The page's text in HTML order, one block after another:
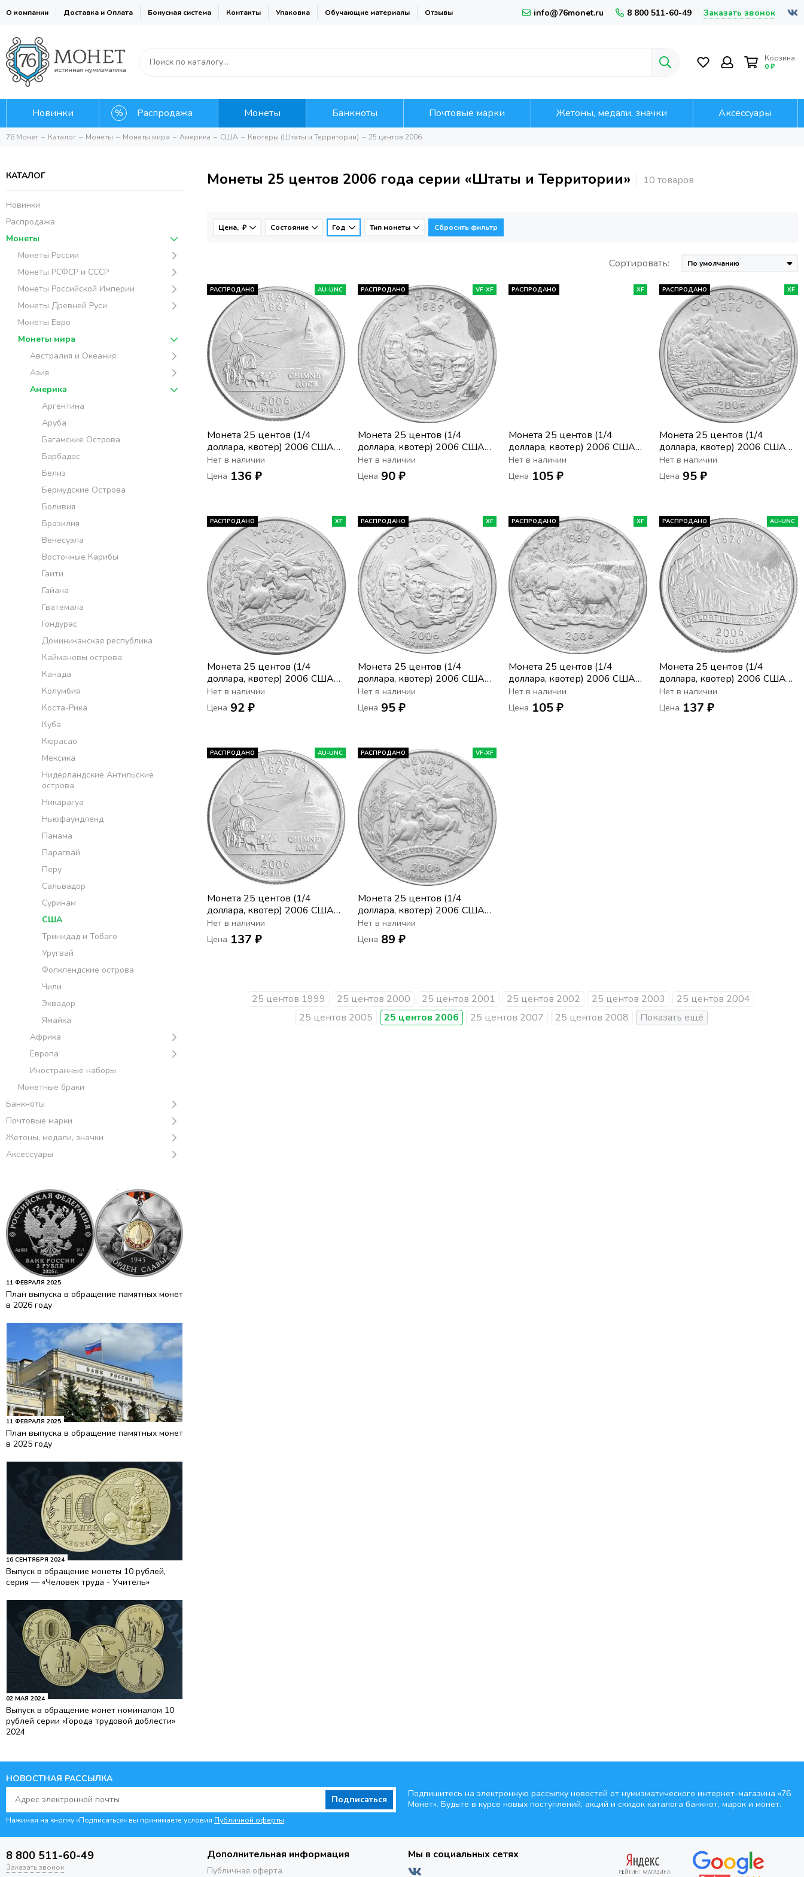
О компании Доставка и Оплата Бонусная система Контакты Упаковка Обучающие материалы Отзывы info@76monet.ru 8 800 511-60-49 Заказать звонок
Корзина
0 ₽
Новинки Распродажа Монеты Банкноты Почтовые марки Жетоны, медали, значки Аксессуары
76 Монет Каталог Монеты Монеты мира Америка США Квотеры (Штаты и Территории) 25 центов 2006
КАТАЛОГ
Новинки
Распродажа
Монеты
Монеты России
Монеты РСФСР и СССР
Монеты Российской Империи
Монеты Древней Руси
Монеты Евро
Монеты мира
Австралия и Океания
Азия
Америка
Аргентина
Аруба
Багамские Острова
Барбадос
Белиз
Бермудские Острова
Боливия
Бразилия
Венесуэла
Восточные Карибы
Гаити
Гайана
Гватемала
Гондурас
Доминиканская республика
Каймановы острова
Канада
Колумбия
Коста-Рика
Куба
Кюрасао
Мексика
Нидерландские Антильские
острова
Никарагуа
Ньюфаундленд
Панама
Парагвай
Перу
Сальвадор
Суринам
США
Тринидад и Тобаго
Уругвай
Фолклендские острова
Чили
Эквадор
Ямайка
Африка
Европа
Иностранные наборы
Монетные браки
Банкноты
Почтовые марки
Жетоны, медали, значки
Аксессуары
11 ФЕВРАЛЯ 2025
План выпуска в обращение памятных монет
в 2026 году
11 ФЕВРАЛЯ 2025
План выпуска в обращение памятных монет
в 2025 году
16 СЕНТЯБРЯ 2024
Выпуск в обращение монеты 10 рублей,
серия — «Человек труда - Учитель»
02 МАЯ 2024
Выпуск в обращение монет номиналом 10
рублей серии «Города трудовой доблести»
2024
Монеты 25 центов 2006 года серии «Штаты и Территории»
Цена, ₽ Состояние Год Тип монеты Сбросить фильтр
Сортировать:
РАСПРОДАНО AU-UNC
Монета 25 центов (1/4
доллара, квотер) 2006 США
«Штат Небраска» (P)
Нет в наличии
Цена 136 ₽
РАСПРОДАНО VF-XF
Монета 25 центов (1/4
доллара, квотер) 2006 США
«Штат Южная Дакота» (P)
Нет в наличии
Цена 90 ₽
РАСПРОДАНО XF
Монета 25 центов (1/4
доллара, квотер) 2006 США
«Штат Северная Дакота» (P)
Нет в наличии
Цена 105 ₽
РАСПРОДАНО XF
Монета 25 центов (1/4
доллара, квотер) 2006 США
«Штат Колорадо» (P)
Нет в наличии
Цена 95 ₽
РАСПРОДАНО XF
Монета 25 центов (1/4
доллара, квотер) 2006 США
«Штат Невада» (P)
Нет в наличии
Цена 92 ₽
РАСПРОДАНО XF
Монета 25 центов (1/4
доллара, квотер) 2006 США
«Штат Южная Дакота» (D)
Нет в наличии
Цена 95 ₽
РАСПРОДАНО XF
Монета 25 центов (1/4
доллара, квотер) 2006 США
«Штат Северная Дакота» (D)
Нет в наличии
Цена 105 ₽
РАСПРОДАНО AU-UNC
Монета 25 центов (1/4
доллара, квотер) 2006 США
«Штат Колорадо» (D)
Нет в наличии
Цена 137 ₽
РАСПРОДАНО AU-UNC
Монета 25 центов (1/4
доллара, квотер) 2006 США
«Штат Небраска» (D)
Нет в наличии
Цена 137 ₽
РАСПРОДАНО VF-XF
Монета 25 центов (1/4
доллара, квотер) 2006 США
«Штат Невада» (D)
Нет в наличии
Цена 89 ₽
25 центов 1999 25 центов 2000 25 центов 2001 25 центов 2002 25 центов 2003
25 центов 2004
25 центов 2005
25 центов 2006 25 центов 2007 25 центов 2008
НОВОСТНАЯ РАССЫЛКА
Подписаться
Нажимая на кнопку «Подписаться» вы принимаете условия Публичной оферты.
Подпишитесь на электронную рассылку новостей от нумизматического интернет-магазина «76
Монет». Будьте в курсе новых поступлений, акций и скидок каталога банкнот, марок и монет.
8 800 511-60-49
Заказать звонок
Дополнительная информация
Публичная оферта
Мы в социальных сетях